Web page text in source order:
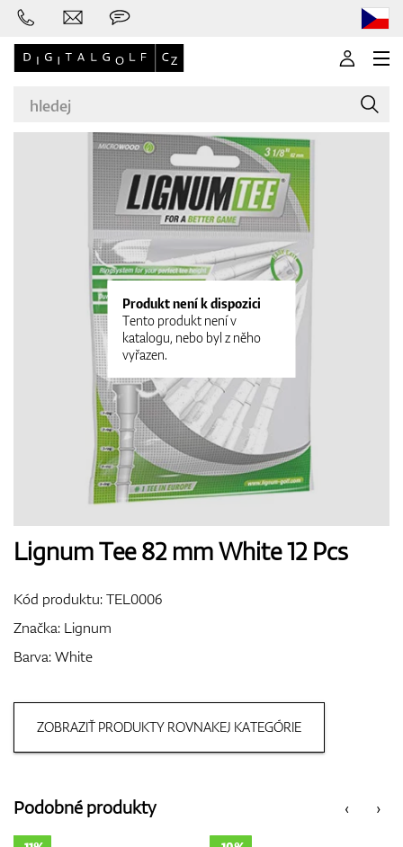
Značky
Golfové hole
Boty
Bagy
Produkt není k dispozici
Tento produkt není v
katalogu, nebo byl z něho
vyřazen.
Lignum Tee 82 mm White 12 Pcs
Kód produktu:TEL0006
Značka: Lignum
Barva: White
ZOBRAZIŤ PRODUKTY ROVNAKEJ KATEGÓRIE
‹
Podobné produkty ›